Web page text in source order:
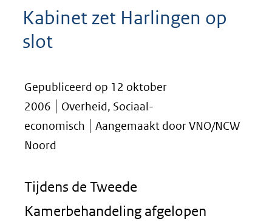
Kabinet zet Harlingen op
slot
Gepubliceerd op 12 oktober
2006
Overheid, Sociaal-
economisch
Aangemaakt door VNO/NCW
Noord
Tijdens de Tweede
Kamerbehandeling afgelopen